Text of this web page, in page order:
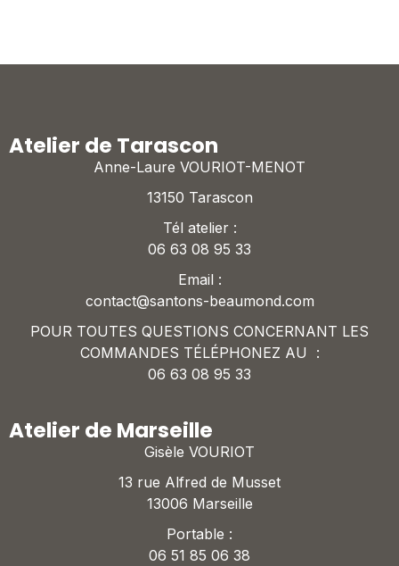
Atelier de Tarascon
Anne-Laure VOURIOT-MENOT
13150 Tarascon
Tél atelier :
06 63 08 95 33
Email :
contact@santons-beaumond.com
POUR TOUTES QUESTIONS CONCERNANT LES
COMMANDES TÉLÉPHONEZ AU :
06 63 08 95 33
Atelier de Marseille
Gisèle VOURIOT
13 rue Alfred de Musset
13006 Marseille
Portable :
06 51 85 06 38